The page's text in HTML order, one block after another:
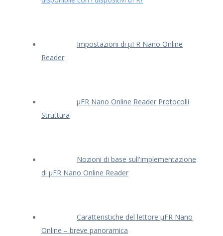
Impostazioni di μFR Nano Online
Reader
μFR Nano Online Reader Protocolli
Struttura
Nozioni di base sull'implementazione
di μFR Nano Online Reader
Caratteristiche del lettore μFR Nano
Online – breve panoramica